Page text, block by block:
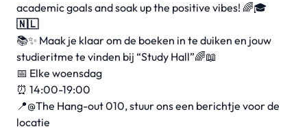
academic goals and soak up the positive vibes! 🌈🎓
🇳🇱
📚✨ Maak je klaar om de boeken in te duiken en jouw
studieritme te vinden bij “Study Hall”🌈📖
📅 Elke woensdag
⏰ 14:00-19:00
📍@The Hang-out 010, stuur ons een berichtje voor de
locatie